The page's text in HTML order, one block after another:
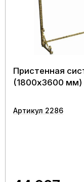
Пристенная
(1800х3600 мм)
Артикул 2286